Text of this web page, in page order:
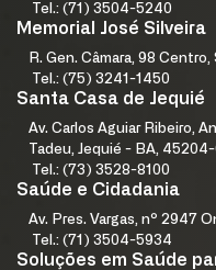
Tel.: (71) 3504-5240
Memorial José Silveira
R. Gen. Câmara, 98
Tel.: (75) 3241-1450
Santa Casa de Jequié
Av. Carlos Aguiar Ribeiro,
Tadeu, Jequié - BA,
Tel.: (73) 3528-8100
Saúde e Cidadania
Av. Pres. Vargas, nº 2947
Tel.: (71) 3504-5934
Soluções em Saúde